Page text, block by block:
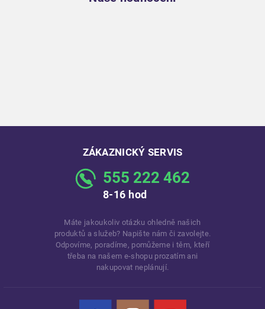
ZÁKAZNICKÝ SERVIS
555 222 462
8-16 hod
Máte jakoukoliv otázku ohledně našich
produktů a služeb? Napište nám či zavolejte.
Odpovíme, poradíme, pomůžeme i těm, kteří
třeba na našem e-shopu prozatím ani
nakupovat neplánují.